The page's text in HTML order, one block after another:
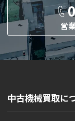
営
中古機械買取に